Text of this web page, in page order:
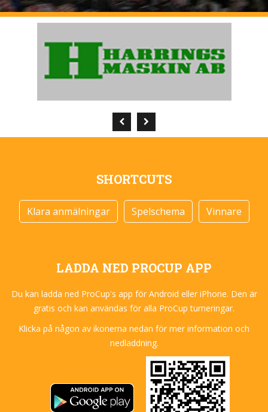
SHORTCUTS
Klara anmälningar Spelschema Vinnare
LADDA NED PROCUP APP
Du kan ladda ned ProCup's app för Android eller iPhone. Den är
gratis och kan användas för alla ProCup turneringar.
Klicka på någon av ikonerna nedan för mer information och
nedladdning.